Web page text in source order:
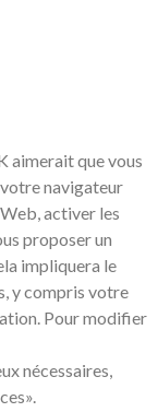
aimerait que vous
navigateur
activer les
proposer un
impliquera le
y compris votre
Pour modifier
nécessaires,